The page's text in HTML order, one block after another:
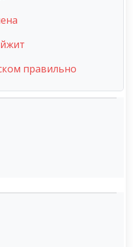
правильно